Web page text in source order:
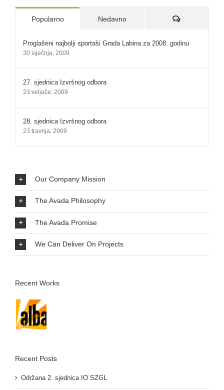
Popularno Nedavno Komentari:
Proglašeni najbolji sportaši Grada Labina za 2008. godinu
30 siječnja, 2009
27. sjednica Izvršnog odbora
23 veljače, 2009
28. sjednica Izvršnog odbora
23 travnja, 2009
Our Company Mission
The Avada Philosophy
The Avada Promise
We Can Deliver On Projects
Recent Works
Recent Posts
Održana 2. sjednica IO SZGL